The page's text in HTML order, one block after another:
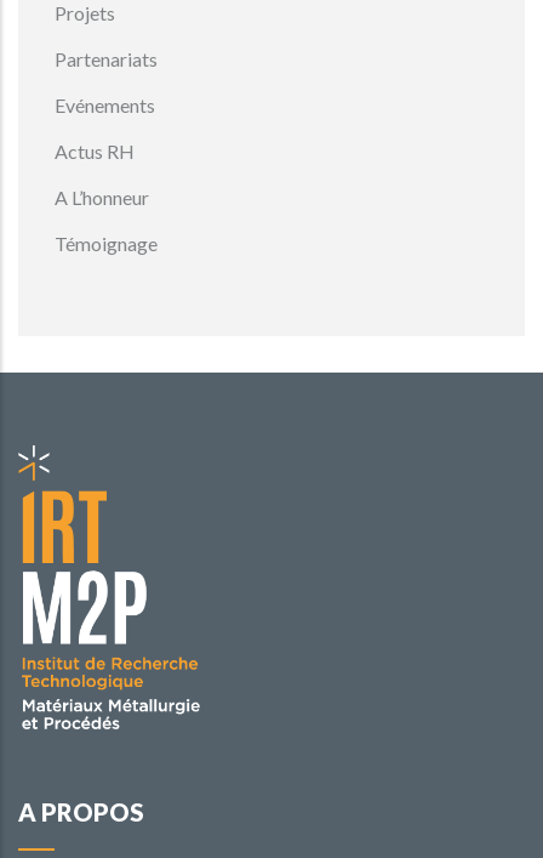
Projets
Partenariats
Evénements
Actus RH
A L’honneur
Témoignage
A PROPOS